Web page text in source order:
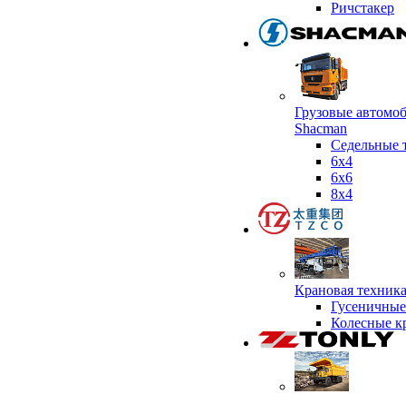
Ричстакер
Грузовые
Shacman
Седельные
6х4
6x6
8x4
Крановая
Колесные